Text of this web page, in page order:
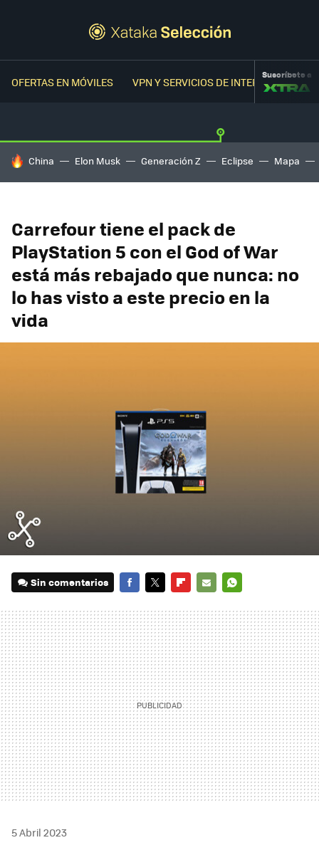
OFERTAS EN MÓVILES VPN Y SERVICIOS DE INTERNETSuscríbete a
HOY SE HABLA DE
China Elon Musk Generación Z Eclipse Mapa
Carrefour tiene el pack de
PlayStation 5 con el God of War
está más rebajado que nunca: no
lo has visto a este precio en la
vida
Sin comentarios
MAIL
5 Abril 2023